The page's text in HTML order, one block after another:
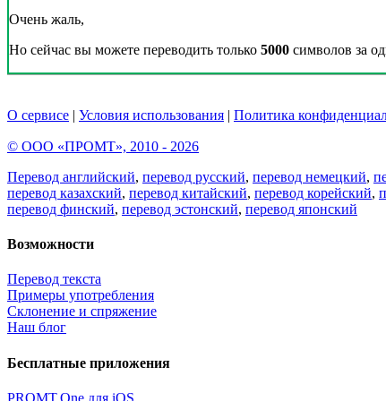
Очень жаль,
Но сейчас вы можете переводить только 5000 символов за
О сервисе | Условия использования | Политика
© ООО «ПРОМТ», 2010 - 2026
Перевод английский, перевод русский, перевод немецкий,
перевод казахский, перевод китайский, перевод корейский,
перевод финский, перевод эстонский, перевод японский
Возможности
Перевод текста
Примеры употребления
Склонение и спряжение
Наш блог
Бесплатные приложения
PROMT.One для iOS